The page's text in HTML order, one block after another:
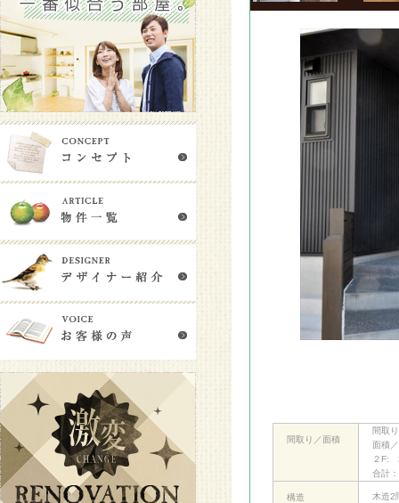
間取り／面積
間取
面積
２F:
合計
構造 木造2